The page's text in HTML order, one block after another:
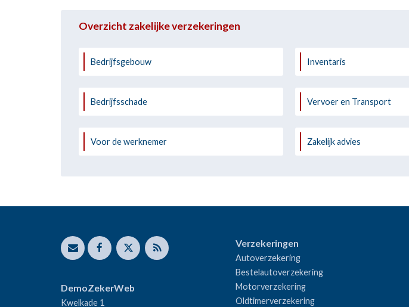
Overzicht zakelijke verzekeringen
Bedrijfsgebouw Inventaris
Bedrijfsschade Vervoer en Transport
Voor de werknemer Zakelijk advies
DemoZekerWeb
Kwelkade 1
Verzekeringen
Autoverzekering
Bestelautoverzekering
Motorverzekering
Oldtimerverzekering